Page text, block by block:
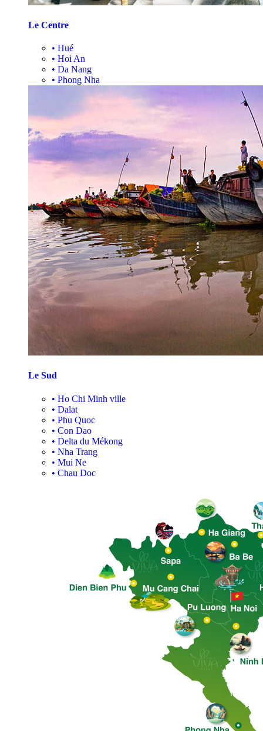
Le Centre
• Hué
• Hoi An
• Da Nang
• Phong Nha
Le Sud
• Ho Chi Minh ville
• Dalat
• Phu Quoc
• Con Dao
• Delta du Mékong
• Nha Trang
• Mui Ne
• Chau Doc